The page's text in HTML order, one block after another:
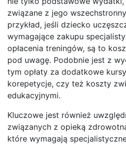
związane z jego
przykład, jeśli dziecko
wymagające zakupu
opłacenia treningów, są to
pod uwagę. Podobnie jest z
tym opłaty za dodatkowe
korepetycje, czy też koszty
edukacyjnymi.
Kluczowe jest również
związanych z opieką
które wymagają